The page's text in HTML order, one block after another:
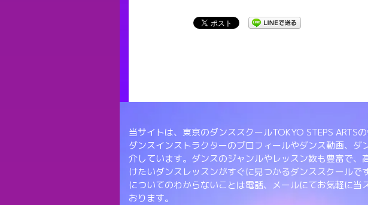
当サイトは、東京のダンススクールTOKYO STEPS
ダンスインストラクターのプロフィールやダンス動画、
介しています。ダンスのジャンルやレッスン数も豊富で
けたいダンスレッスンがすぐに見つかるダンススクール
についてのわからないことは電話、メールにてお気軽に
おります。